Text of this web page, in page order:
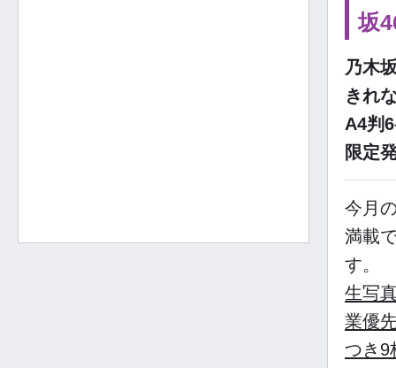
坂
乃木
きれ
A4判
限定
今月
満載
す。
生写
業優
つき9